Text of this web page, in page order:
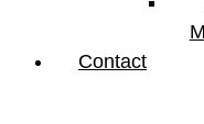
24.13 × 6.35
Contact